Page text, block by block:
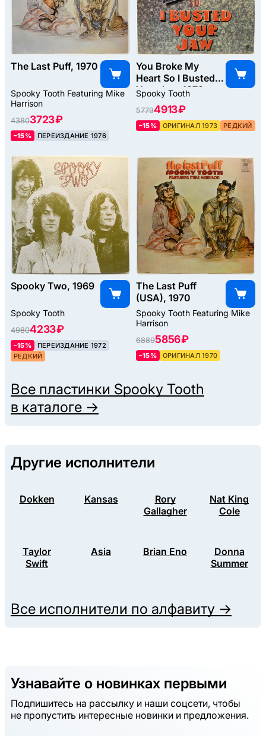
The Last Puff, 1970
Spooky Tooth Featuring Mike
Harrison
43803723 ₽
–15% ПЕРЕИЗДАНИЕ 1976
You Broke My
Heart So I Busted
Your Jaw, 1973
Spooky Tooth
57794913 ₽
–15% ОРИГИНАЛ 1973 РЕДКИЙ
Spooky Two, 1969
Spooky Tooth
49804233 ₽
–15%
ПЕРЕИЗДАНИЕ 1972
РЕДКИЙ
The Last Puff
(USA), 1970
Spooky Tooth Featuring Mike
Harrison
68895856 ₽
–15% ОРИГИНАЛ 1970
Все пластинки Spooky Tooth
в каталоге →
Другие исполнители
Dokken Kansas
Rory
Gallagher
Nat King
Cole
Taylor
Swift
Asia Brian Eno
Donna
Summer
Все исполнители по алфавиту →
Узнавайте о новинках первыми
Подпишитесь на рассылку и наши соцсети, чтобы
не пропустить интересные новинки и предложения.